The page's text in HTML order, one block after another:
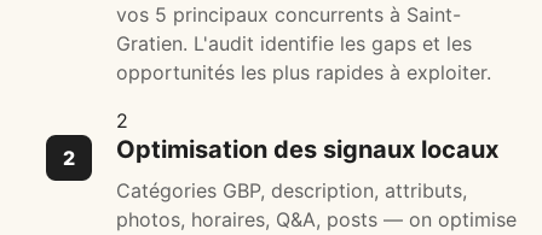
vos 5 principaux concurrents à Saint-
Gratien. L'audit identifie les gaps et les
opportunités les plus rapides à exploiter.
2
Optimisation des signaux locaux
Catégories GBP, description, attributs,
photos, horaires, Q&A, posts — on optimise